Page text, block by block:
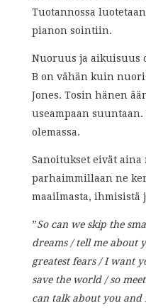
Tuotannossa
pianon sointiin.
Nuoruus ja aikuisuus
B on vähän kuin
Jones. Tosin hänen
useampaan
olemassa.
Sanoitukset eivät
parhaimmillaan ne
maailmasta, ihmisistä
”So can we skip the
dreams / tell me about
greatest fears / I want
save the world / so
can talk about you and